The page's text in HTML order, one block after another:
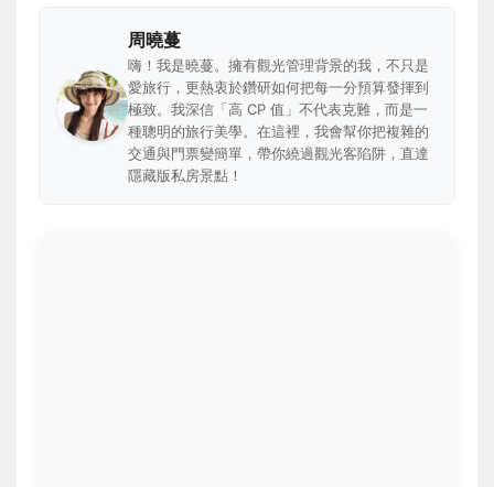
周曉蔓
嗨！我是曉蔓。擁有觀光管理背景的我，不只是
愛旅行，更熱衷於鑽研如何把每一分預算發揮到
極致。我深信「高 CP 值」不代表克難，而是一
種聰明的旅行美學。在這裡，我會幫你把複雜的
交通與門票變簡單，帶你繞過觀光客陷阱，直達
隱藏版私房景點！